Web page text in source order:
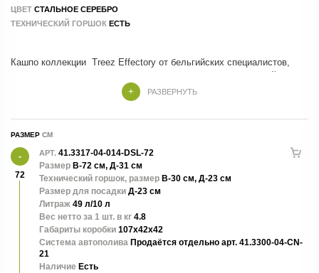
ЦВЕТ СТАЛЬНОЕ СЕРЕБРО
ТЕХНИЧЕСКИЙ ГОРШОК ЕСТЬ
Кашпо коллекции Treez Effectory от бельгийских специалистов,
которые учли все тренды и особенности современного дизайна
Кашпо Metal - элегантные, эффектные и стильные. Дополнят
любые интерьеры.
РАЗВЕРНУТЬ
РАЗМЕР
72
АРТ. 41.3317-04-014-DSL-72
Размер В-72 см, Д-31 см
Технический горшок, размер В-30 см, Д-23 см
Размер для посадки Д-23 см
Литраж 49 л/10 л
Вес нетто за 1 шт. в кг 4.8
Габариты коробки 107x42x42
Система автополива Продаётся отдельно арт. 41.3300-04-CN-
21
Наличие Есть